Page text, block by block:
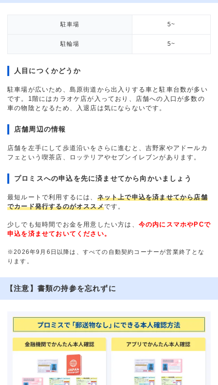
駐車場 5~
駐輪場 5~
人目につくかどうか
駐車場が広いため、島原街道から出入りする車と駐車台数が多い
です。1階にはカラオケ店が入っており、店舗への入口が多数の
車の物陰となるため、入退店は気にならないです。
店舗周辺の情報
店舗を左手にして歩道沿いをさらに進むと、吉野家やアドールカ
フェという喫茶店、ロッテリアやセブンイレブンがあります。
プロミスへの申込を先に済ませてから向かいましょう
最短ルートで利用するには、 ネット上で申込を済ませてから店舗
でカード発行するのがオススメです。
少しでも短時間でお金を用意したい方は、 今の内にスマホやPCで
申込を済ませておいてください。
※2026年9月6日以降は、すべての自動契約コーナーが営業終了とな
ります。
【注意】書類の持参を忘れずに